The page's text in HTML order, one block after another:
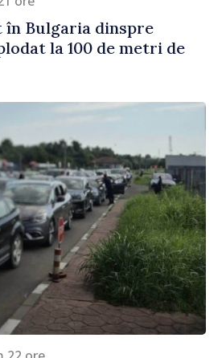
în Bulgaria dinspre
la 100 de metri de